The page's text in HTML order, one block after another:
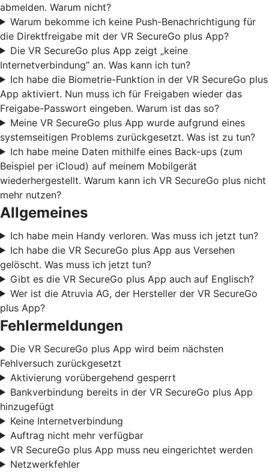
abmelden. Warum nicht?
Warum bekomme ich keine Push-Benachrichtigung für
die Direktfreigabe mit der VR SecureGo plus App?
Die VR SecureGo plus App zeigt „keine
Internetverbindung” an. Was kann ich tun?
Ich habe die Biometrie-Funktion in der VR SecureGo plus
App aktiviert. Nun muss ich für Freigaben wieder das
Freigabe-Passwort eingeben. Warum ist das so?
Meine VR SecureGo plus App wurde aufgrund eines
systemseitigen Problems zurückgesetzt. Was ist zu tun?
Ich habe meine Daten mithilfe eines Back-ups (zum
Beispiel per iCloud) auf meinem Mobilgerät
wiederhergestellt. Warum kann ich VR SecureGo plus nicht
mehr nutzen?
Allgemeines
Ich habe mein Handy verloren. Was muss ich jetzt tun?
Ich habe die VR SecureGo plus App aus Versehen
gelöscht. Was muss ich jetzt tun?
Gibt es die VR SecureGo plus App auch auf Englisch?
Wer ist die Atruvia AG, der Hersteller der VR SecureGo
plus App?
Fehlermeldungen
Die VR SecureGo plus App wird beim nächsten
Fehlversuch zurückgesetzt
Aktivierung vorübergehend gesperrt
Bankverbindung bereits in der VR SecureGo plus App
hinzugefügt
Keine Internetverbindung
Auftrag nicht mehr verfügbar
VR SecureGo plus App muss neu eingerichtet werden
Netzwerkfehler